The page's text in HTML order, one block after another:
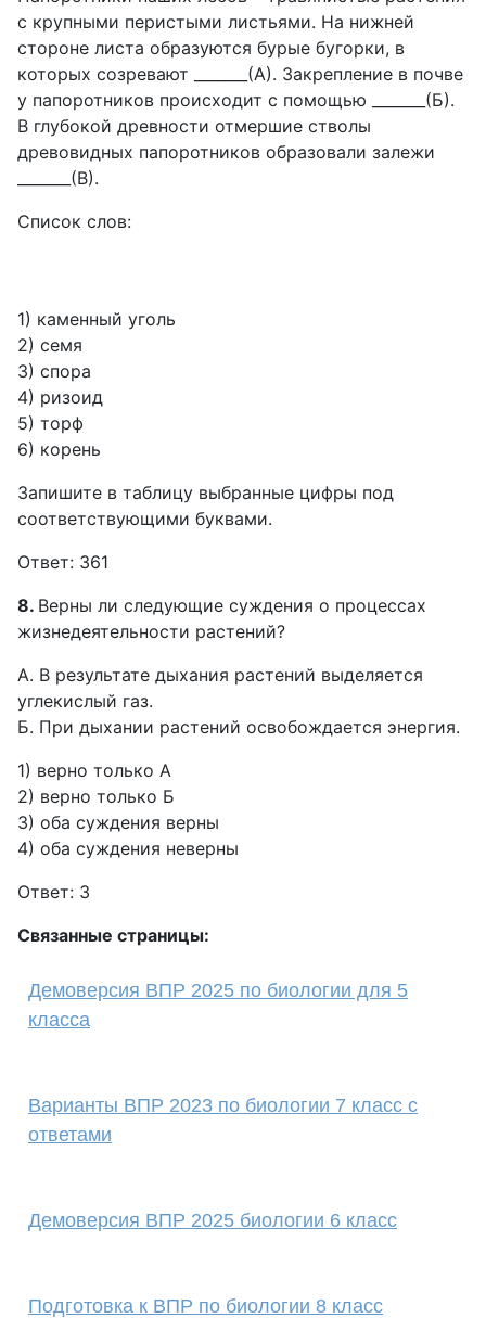
с крупными перистыми листьями. На нижней
стороне листа образуются бурые бугорки, в
которых созревают _______(А). Закрепление в почве
у папоротников происходит с помощью _______(Б).
В глубокой древности отмершие стволы
древовидных папоротников образовали залежи
_______(В).
Список слов:
1) каменный уголь
2) семя
3) спора
4) ризоид
5) торф
6) корень
Запишите в таблицу выбранные цифры под
соответствующими буквами.
Ответ: 361
8. Верны ли следующие суждения о процессах
жизнедеятельности растений?
А. В результате дыхания растений выделяется
углекислый газ.
Б. При дыхании растений освобождается энергия.
1) верно только А
2) верно только Б
3) оба суждения верны
4) оба суждения неверны
Ответ: 3
Связанные страницы:
Демоверсия ВПР 2025 по биологии для 5
класса
Варианты ВПР 2023 по биологии 7 класс с
ответами
Демоверсия ВПР 2025 биологии 6 класс
Подготовка к ВПР по биологии 8 класс